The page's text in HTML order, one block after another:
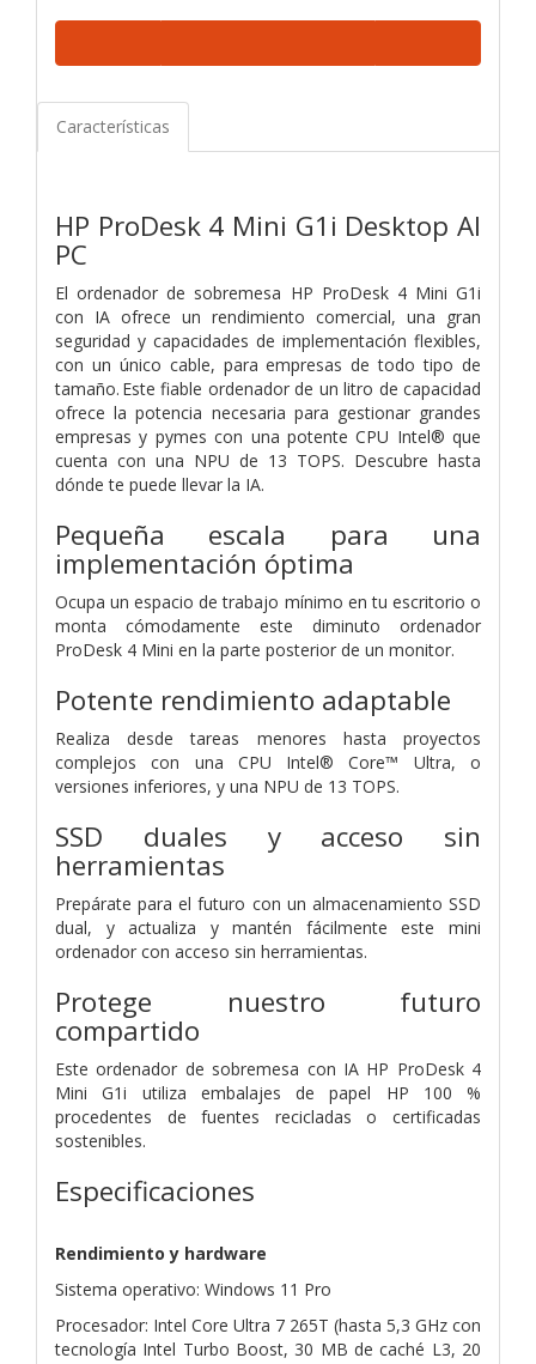
Características
HP ProDesk 4 Mini G1i Desktop AI
PC
El ordenador de sobremesa HP ProDesk 4 Mini G1i
con IA ofrece un rendimiento comercial, una gran
seguridad y capacidades de implementación flexibles,
con un único cable, para empresas de todo tipo de
tamaño. Este fiable ordenador de un litro de capacidad
ofrece la potencia necesaria para gestionar grandes
empresas y pymes con una potente CPU Intel® que
cuenta con una NPU de 13 TOPS. Descubre hasta
dónde te puede llevar la IA.
Pequeña escala para una
implementación óptima
Ocupa un espacio de trabajo mínimo en tu escritorio o
monta cómodamente este diminuto ordenador
ProDesk 4 Mini en la parte posterior de un monitor.
Potente rendimiento adaptable
Realiza desde tareas menores hasta proyectos
complejos con una CPU Intel® Core™ Ultra, o
versiones inferiores, y una NPU de 13 TOPS.
SSD duales y acceso sin
herramientas
Prepárate para el futuro con un almacenamiento SSD
dual, y actualiza y mantén fácilmente este mini
ordenador con acceso sin herramientas.
Protege nuestro futuro
compartido
Este ordenador de sobremesa con IA HP ProDesk 4
Mini G1i utiliza embalajes de papel HP 100 %
procedentes de fuentes recicladas o certificadas
sostenibles.
Especificaciones
Rendimiento y hardware
Sistema operativo: Windows 11 Pro
Procesador: Intel Core Ultra 7 265T (hasta 5,3 GHz con
tecnología Intel Turbo Boost, 30 MB de caché L3, 20